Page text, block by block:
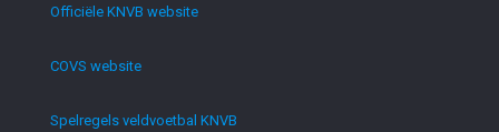
Officiële KNVB website
COVS website
Spelregels veldvoetbal KNVB